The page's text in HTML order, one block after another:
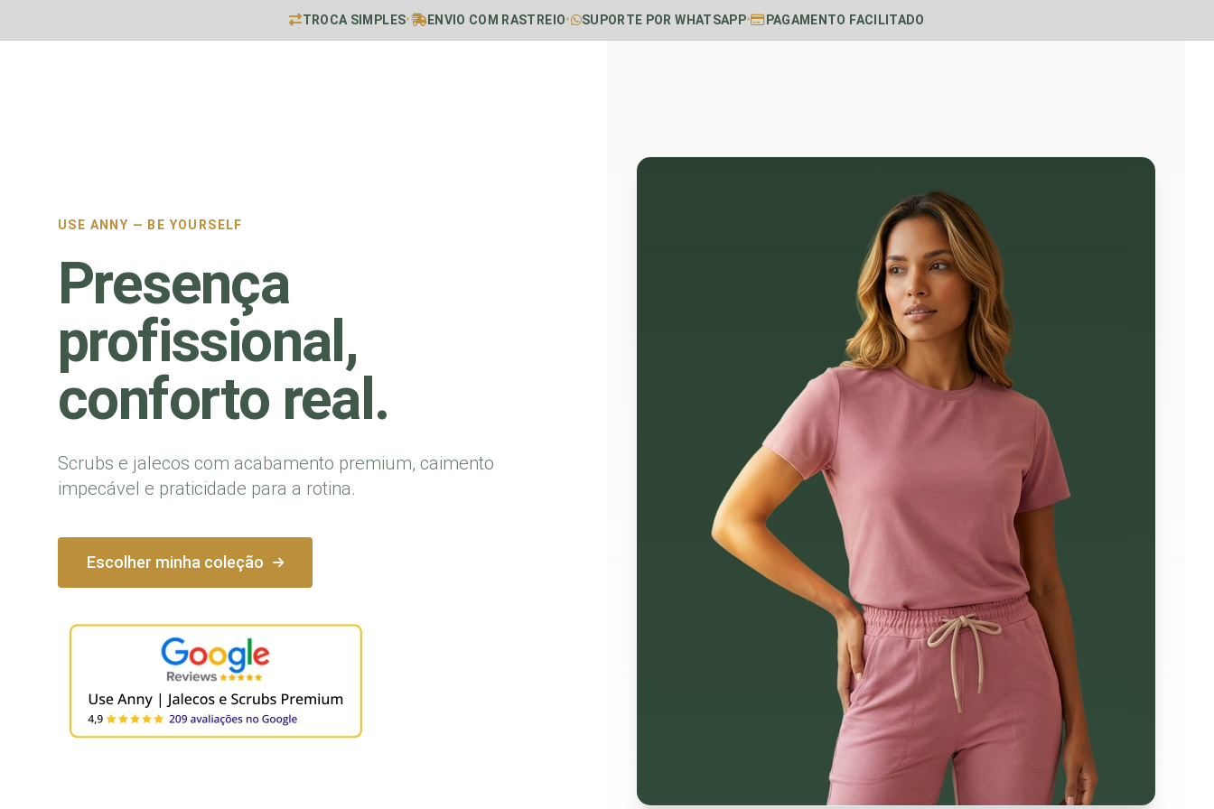
TROCA SIMPLES• ENVIO COM RASTREIO• SUPORTE POR WHATSAPP• PAGAMENTO FACILITADO
USE ANNY — BE YOURSELF
Presença
profissional,
conforto real.
Scrubs e jalecos com acabamento premium, caimento
impecável e praticidade para a rotina.
Escolher minha coleção